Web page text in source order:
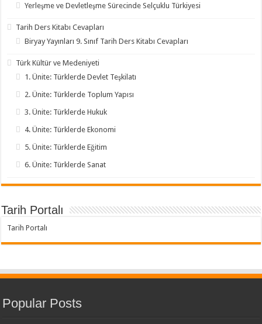
Yerleşme ve Devletleşme Sürecinde Selçuklu Türkiyesi
Tarih Ders Kitabı Cevapları
Biryay Yayınları 9. Sınıf Tarih Ders Kitabı Cevapları
Türk Kültür ve Medeniyeti
1. Ünite: Türklerde Devlet Teşkilatı
2. Ünite: Türklerde Toplum Yapısı
3. Ünite: Türklerde Hukuk
4. Ünite: Türklerde Ekonomi
5. Ünite: Türklerde Eğitim
6. Ünite: Türklerde Sanat
Tarih Portalı
Tarih Portalı
Popular Posts